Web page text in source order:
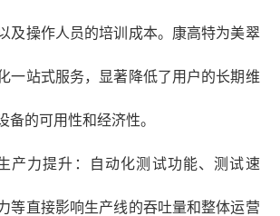
及操作人员的培训成本。康高特为美翠
一站式服务，显著降低了用户的长期维
备的可用性和经济性。
产力提升：自动化测试功能、测试速
等直接影响生产线的吞吐量和整体运营